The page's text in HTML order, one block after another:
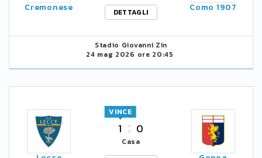
Cremonese
DETTAGLI
Como 1907
Stadio Giovanni Zin
24 mag 2026 ore 20:45
1
VINCE
0
Casa